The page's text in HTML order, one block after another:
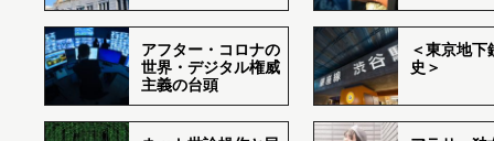
アフター・コロナの
世界・デジタル権威
主義の台頭
＜東京地下
史＞